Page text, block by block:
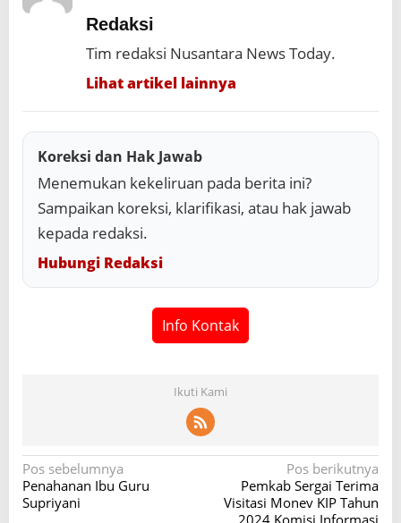
Redaksi
Tim redaksi Nusantara News Today.
Lihat artikel lainnya
Koreksi dan Hak Jawab
Menemukan kekeliruan pada berita ini?
Sampaikan koreksi, klarifikasi, atau hak jawab
kepada redaksi.
Hubungi Redaksi
Info Kontak
Ikuti Kami
N
a
Pos sebelumnya
Penahanan Ibu Guru
Supriyani
Pos berikutnya
Pemkab Sergai Terima
Visitasi Monev KIP Tahun